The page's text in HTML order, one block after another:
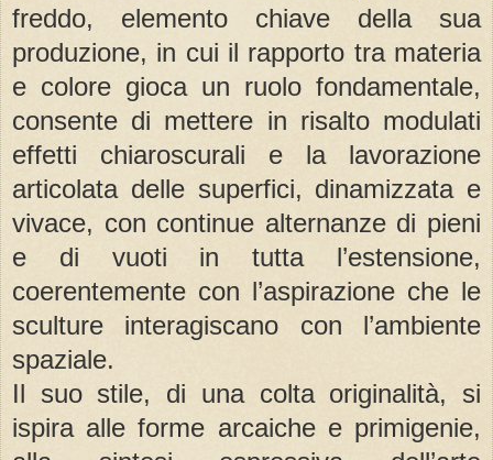
freddo, elemento chiave della sua
produzione, in cui il rapporto tra materia
e colore gioca un ruolo fondamentale,
consente di mettere in risalto modulati
effetti chiaroscurali e la lavorazione
articolata delle superfici, dinamizzata e
vivace, con continue alternanze di pieni
e di vuoti in tutta l’estensione,
coerentemente con l’aspirazione che le
sculture interagiscano con l’ambiente
spaziale.
Il suo stile, di una colta originalità, si
ispira alle forme arcaiche e primigenie,